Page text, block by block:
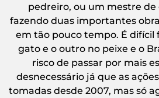
pedreiro, ou um mestre
fazendo duas importantes
em tão pouco tempo. É difícil
gato e o outro no peixe e o
risco de passar por mais
desnecessário já que as
tomadas desde 2007, mas só